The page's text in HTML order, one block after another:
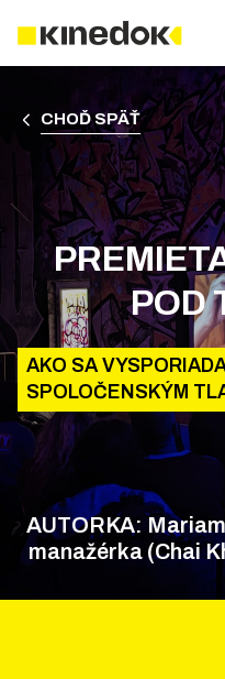
CHOĎ SPÄŤ
POD
AKO SA
SPOLOČENSKÝM
AUTORKA:
manažérka (Chai